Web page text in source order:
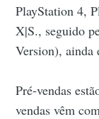
PlayStation 4,
X|S., seguido
Version), ainda
Pré-vendas
vendas vêm